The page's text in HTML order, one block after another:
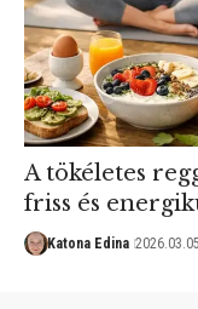
A tökéletes
friss és
Katona Edina 2026.03.05.